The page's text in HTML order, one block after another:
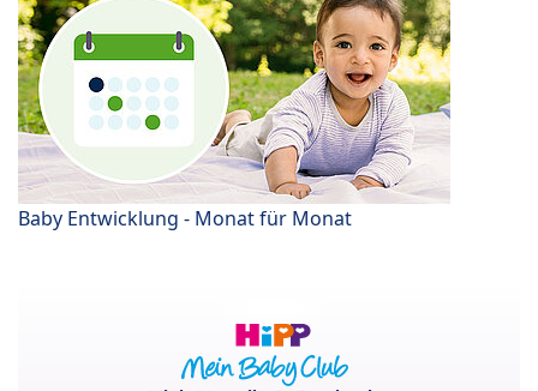
Baby Entwicklung - Monat für Monat